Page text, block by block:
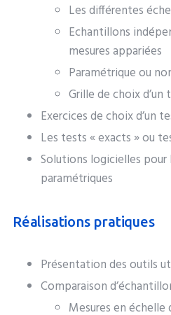
Les différentes
Echantillons
mesures appariées
Paramétrique ou
Grille de choix
Exercices de choix d’un
Les tests « exacts » ou
Solutions logicielles
paramétriques
Réalisations pratiques
Présentation des outils
Comparaison
Mesures en échelle